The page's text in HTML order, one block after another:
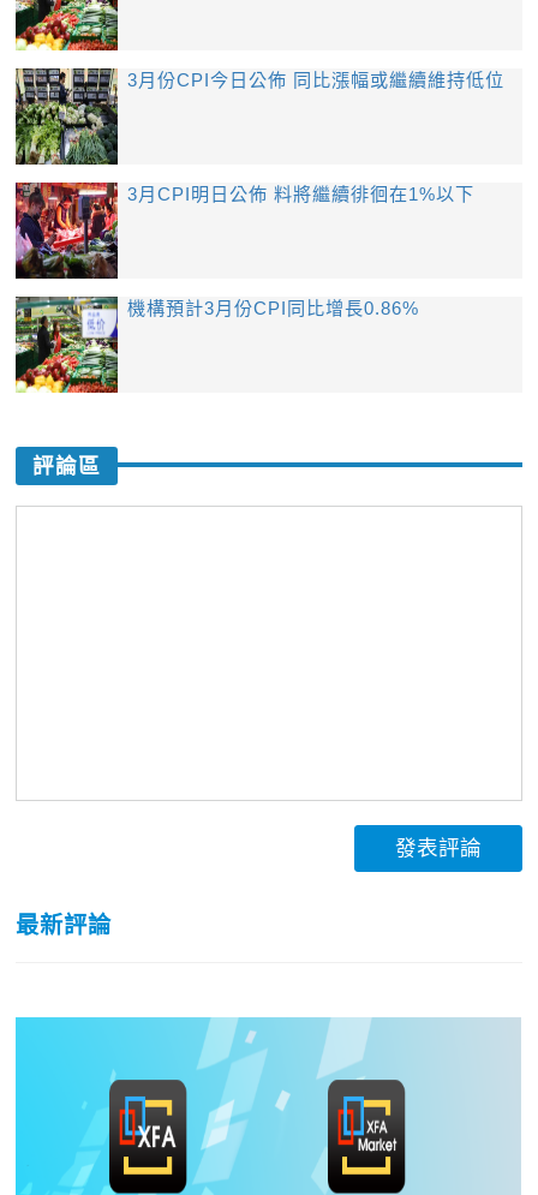
3月份CPI今日公佈 同比漲幅或繼續維持低位
3月CPI明日公佈 料將繼續徘徊在1%以下
機構預計3月份CPI同比增長0.86%
評論區
發表評論
最新評論